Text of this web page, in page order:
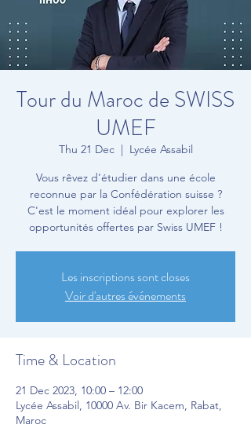
Tour du Maroc de SWISS
UMEF
Thu 21 Dec
  |
Lycée Assabil
Vous rêvez d'étudier dans une école
reconnue par la Confédération suisse ?
C'est le moment idéal pour explorer les
opportunités offertes par Swiss UMEF !
Les inscriptions sont closes
Voir d'autres événements
Time & Location
21 Dec 2023, 10:00 – 12:00
Lycée Assabil, 10000 Av. Bir Kacem, Rabat,
Maroc